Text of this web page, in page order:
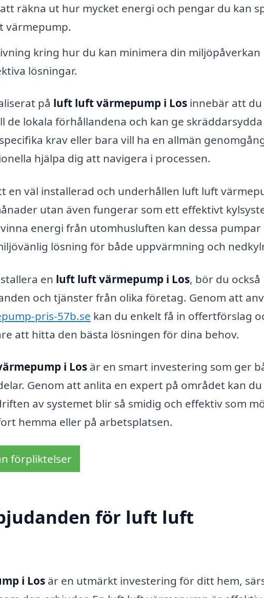
räkna ut hur mycket energi och pengar du kan
värmepump.
kring hur du kan minimera din miljöpåverkan
lösningar.
på luft luft värmepump i Los innebär att
lokala förhållandena och kan ge
krav eller bara vill ha en allmän
hjälpa dig att navigera i processen.
en väl installerad och underhållen luft luft
utan även fungerar som ett effektivt
energi från utomhusluften kan dessa pumpar
lösning för både uppvärmning och
en luft luft värmepump i Los, bör du också
och tjänster från olika företag. Genom att
pris-57b.se kan du enkelt få in offertförslag
att hitta den bästa lösningen för dina behov.
i Los är en smart investering som ger
Genom att anlita en expert på området kan du
av systemet blir så smidig och effektiv som
hemma eller på arbetsplatsen.
förpliktelser
för luft luft
i Los är en utmärkt investering för ditt hem,